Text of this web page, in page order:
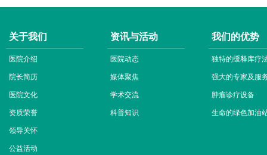
关于我们
医院介绍
院长简历
医院文化
资质荣誉
领导关怀
公益活动
资讯与活动
医院动态
媒体聚焦
学术交流
科普知识
我们的优势
独特的缓释库疗
强大的专家及服
肿瘤诊疗设备
生命的绿色加油